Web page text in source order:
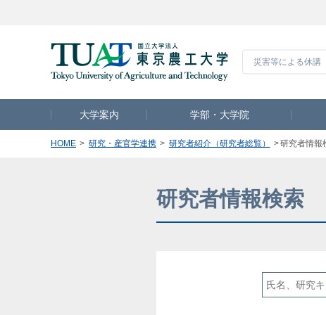
災害等による休講
大学案内 学部・大学院
HOME 研究・産官学連携 研究者紹介（研究者総覧） 研究者情報
研究者情報検索